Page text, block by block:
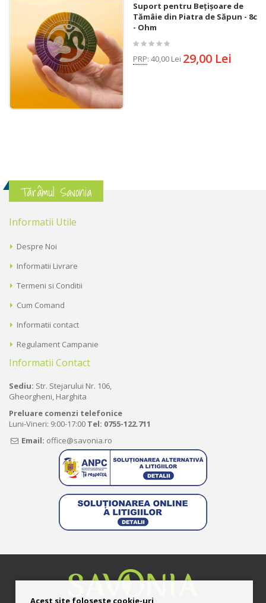
Suport pentru Bețișoare de
Tămâie din Piatra de Săpun - 8cm
- Ohm
PRP: 40,00 Lei 29,00 Lei
Tărâmul Savonia
Informatii Utile
Despre Noi
Informatii Livrare
Termeni si Conditii
Cum Comand
Informatii contact
Regulament Campanie
Informatii Contact
Sediu: Str. Stejarului Nr. 106,
Gheorgheni, Harghita
Preluare comenzi telefonice
Luni-Vineri: 9:00-17:00 Tel: 0755-122.711
Email: office@savonia.ro
Acest site foloseste cookie-uri